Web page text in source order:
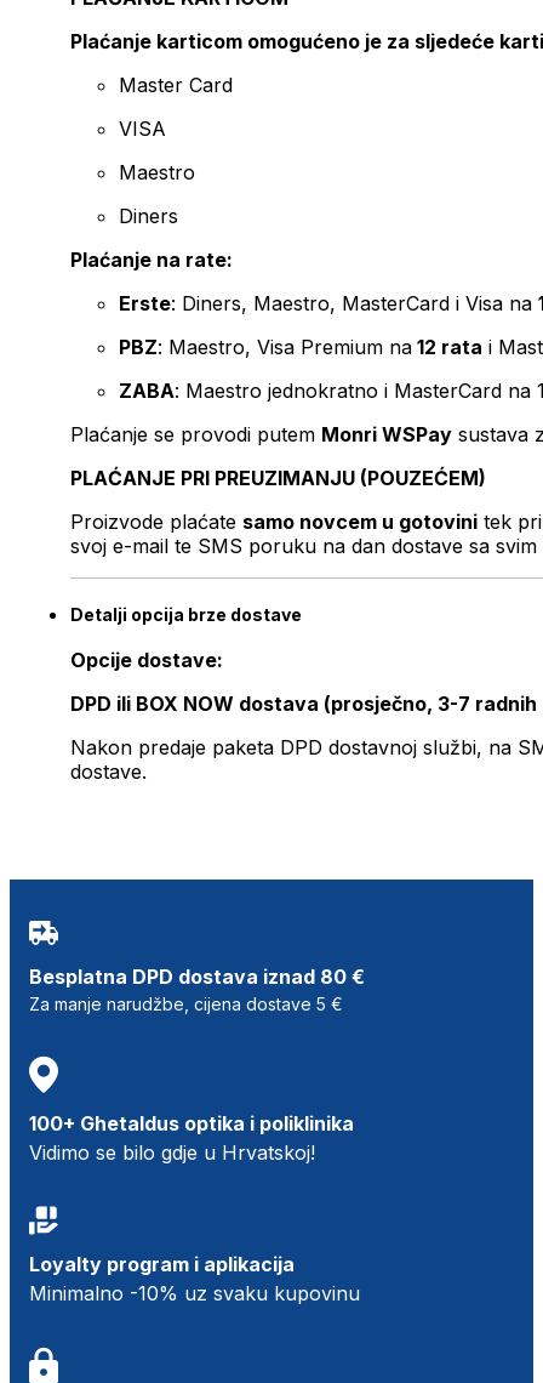
Plaćanje karticom omogućeno je za sljedeće
Master Card
VISA
Maestro
Diners
Plaćanje na rate:
Erste: Diners, Maestro, MasterCard i Visa na
PBZ: Maestro, Visa Premium na 12 rata i
ZABA: Maestro jednokratno i MasterCard na
Plaćanje se provodi putem Monri WSPay sustava
PLAĆANJE PRI PREUZIMANJU (POUZEĆEM)
Proizvode plaćate samo novcem u gotovini tek
svoj e-mail te SMS poruku na dan dostave sa svim
Detalji opcija brze dostave
Opcije dostave:
DPD ili BOX NOW dostava (prosječno, 3-7 radnih
Nakon predaje paketa DPD dostavnoj službi, na
dostave.
Besplatna DPD dostava iznad 80 €
Za manje narudžbe, cijena dostave 5 €
100+ Ghetaldus optika i poliklinika
Vidimo se bilo gdje u Hrvatskoj!
Loyalty program i aplikacija
Minimalno -10% uz svaku kupovinu